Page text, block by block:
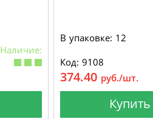
Наличие:
В упаковке: 12
Код: 9108
374.40 руб./шт.
Купить